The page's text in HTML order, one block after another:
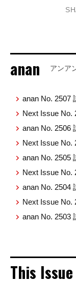
anan アンア
anan No. 2507
Next Issue No.
anan No. 2506
Next Issue No.
anan No. 2505
Next Issue No.
anan No. 2504
Next Issue No.
anan No. 2503
This Issue